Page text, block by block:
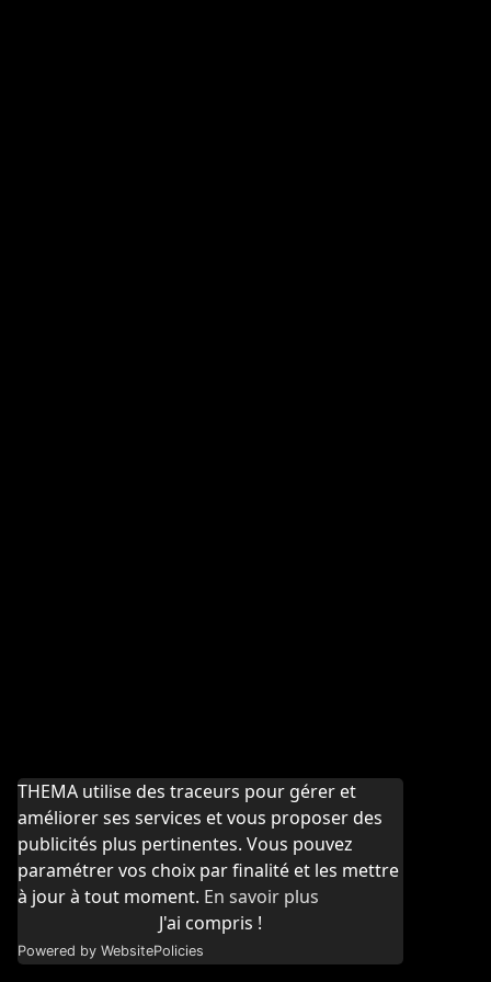
THEMA utilise des traceurs pour gérer et
améliorer ses services et vous proposer des
publicités plus pertinentes. Vous pouvez
paramétrer vos choix par finalité et les mettre
à jour à tout moment. En savoir plus
J'ai compris !
Powered by WebsitePolicies